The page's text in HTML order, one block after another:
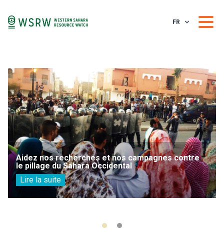
FR
Aidez nos recherches et nos campagnes contre
le pillage du Sahara Occidental
Lire la suite